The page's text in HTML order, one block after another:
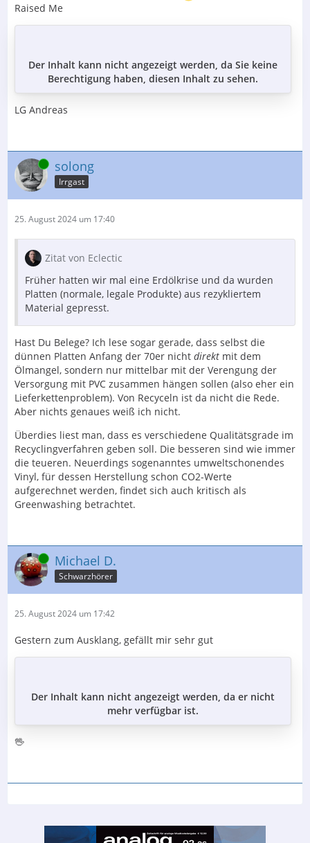
Raised Me
Der Inhalt kann nicht angezeigt werden, da Sie keine
Berechtigung haben, diesen Inhalt zu sehen.
LG Andreas
Online solong
Irrgast
25. August 2024 um 17:40
Zitat von Eclectic
Früher hatten wir mal eine Erdölkrise und da wurden
Platten (normale, legale Produkte) aus rezykliertem
Material gepresst.
Hast Du Belege? Ich lese sogar gerade, dass selbst die
dünnen Platten Anfang der 70er nicht direkt mit dem
Ölmangel, sondern nur mittelbar mit der Verengung der
Versorgung mit PVC zusammen hängen sollen (also eher ein
Lieferkettenproblem). Von Recyceln ist da nicht die Rede.
Aber nichts genaues weiß ich nicht.
Überdies liest man, dass es verschiedene Qualitätsgrade im
Recyclingverfahren geben soll. Die besseren sind wie immer
die teueren. Neuerdings sogenanntes umweltschonendes
Vinyl, für dessen Herstellung schon CO2-Werte
aufgerechnet werden, findet sich auch kritisch als
Greenwashing betrachtet.
Online Michael D.
Schwarzhörer
25. August 2024 um 17:42
Gestern zum Ausklang, gefällt mir sehr gut
Der Inhalt kann nicht angezeigt werden, da er nicht
mehr verfügbar ist.
🖖